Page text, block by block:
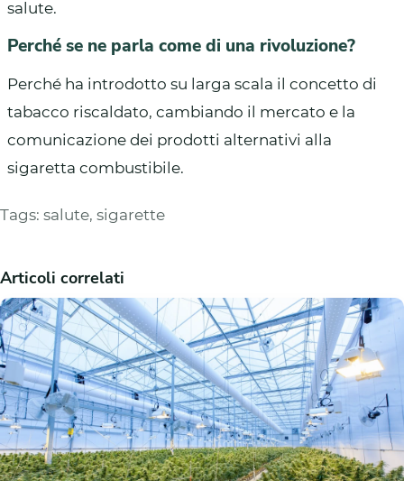
salute.
Perché se ne parla come di una rivoluzione?
Perché ha introdotto su larga scala il concetto di
tabacco riscaldato, cambiando il mercato e la
comunicazione dei prodotti alternativi alla
sigaretta combustibile.
Tags: salute, sigarette
Articoli correlati